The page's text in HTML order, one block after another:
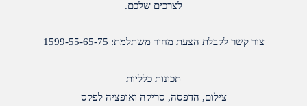
לצרכים שלכם.
צור קשר לקבלת הצעת מחיר משתלמת: 1599-55-65-75
תכונות כלליות
צילום, הדפסה, סריקה ואופציה לפקס